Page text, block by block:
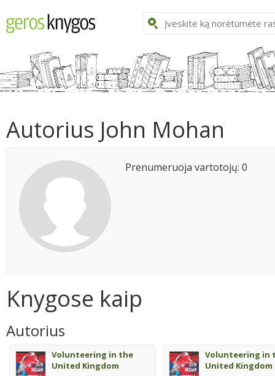
Autorius John Mohan
Prenumeruoja vartotojų: 0
Knygose kaip
Autorius
Volunteering in the
United Kingdom
Volunteering in
United Kingdom